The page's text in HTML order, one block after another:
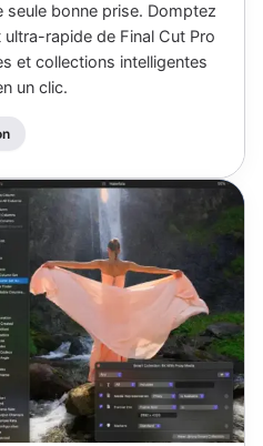
seule bonne prise. Domptez
rapide de Final Cut Pro
et collections intelligentes
un clic.